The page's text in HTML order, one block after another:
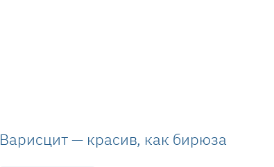
Варисцит — красив, как бирюза